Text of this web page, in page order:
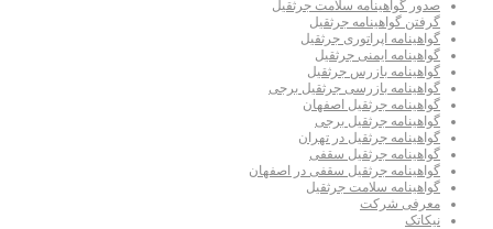
صدور گواهینامه سلامت جرثقیل
گرفتن گواهینامه جرثقیل
گواهینامه اپراتوری جرثقیل
گواهینامه ایمنی جرثقیل
گواهینامه بازرس جرثقیل
گواهینامه بازرسی جرثقیل برجی
گواهینامه جرثقیل اصفهان
گواهینامه جرثقیل برجی
گواهینامه جرثقیل در تهران
گواهینامه جرثقیل سقفی
گواهینامه جرثقیل سقفی در اصفهان
گواهینامه سلامت جرثقیل
معرفی شرکت
نیکاتک